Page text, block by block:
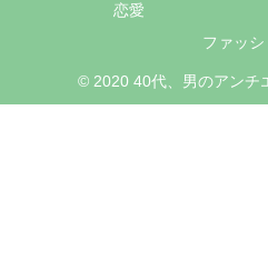
恋愛
ファッシ
© 2020 40代、男のアンチ